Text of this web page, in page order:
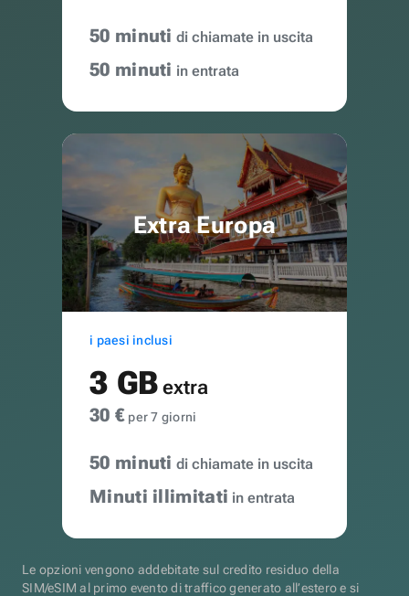
50 minuti di chiamate in uscita
50 minuti in entrata
Extra Europa
i paesi inclusi
3 GB extra
30 € per 7 giorni
50 minuti di chiamate in uscita
Minuti illimitati in entrata
Le opzioni vengono addebitate sul credito residuo della
SIM/eSIM al primo evento di traffico generato all’estero e si